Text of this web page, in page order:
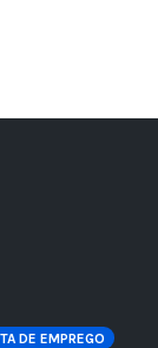
DE EMPREGO